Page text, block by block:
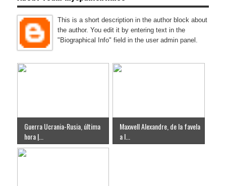
This is a short description in the author block about
the author. You edit it by entering text in the
"Biographical Info" field in the user admin panel.
Guerra Ucrania-Rusia, última
hora |...
Maxwell Alexandre, de la favela
a l...